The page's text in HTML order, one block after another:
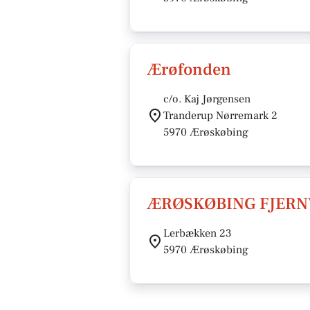
Ærøfonden
c/o. Kaj Jørgensen
Tranderup Nørremark 2
5970 Ærøskøbing
ÆRØSKØBING
Lerbækken 23
5970 Ærøskøbing